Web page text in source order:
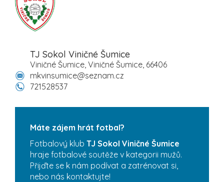
TJ Sokol Viničné Šumice
Viničné Šumice, Viničné Šumice, 66406
mkvinsumice@seznam.cz
721528537
Máte zájem hrát fotbal?
Fotbalový klub TJ Sokol Viničné Šumice
hraje fotbalové soutěže v kategorii mužů.
Přijďte se k nám podívat a zatrénovat si,
nebo nás kontaktujte!